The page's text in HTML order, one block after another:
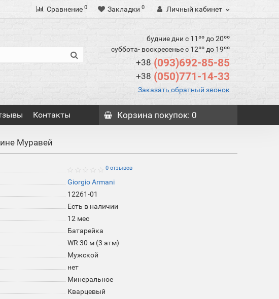
Сравнение 0 Закладки 0 Личный кабинет
будние дни с 11ºº до 20ºº
суббота- воскресенье с 12ºº до 19ºº
+38 (093)692-85-85
+38 (050)771-14-33
Заказать обратный звонок
Контакты Корзина покупок: 0
Муравей
0 отзывов
Giorgio Armani
12261-01
Есть в наличии
12 мес
Батарейка
WR 30 м (3 атм)
Мужской
нет
Минеральное
Кварцевый